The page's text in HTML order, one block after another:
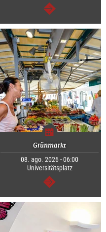
segue
Grünmarkt
08. ago. 2026 - 06:00
Universitätsplatz
segue